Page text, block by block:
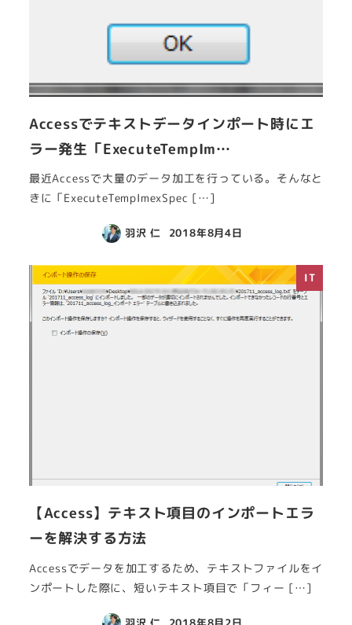
Accessでテキストデータインポート時にエ
ラー発生「ExecuteTempIm…
最近Accessで大量のデータ加工を行っている。そんなと
きに「ExecuteTempImexSpec […]
羽沢 仁 2018年8月4日
IT
【Access】テキスト項目のインポートエラ
ーを解決する方法
Accessでデータを加工するため、テキストファイルをイ
ンポートした際に、短いテキスト項目で「フィー […]